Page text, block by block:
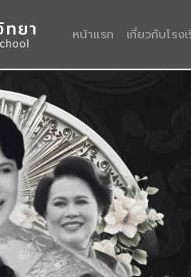
หน้าแรก (current)
เกี่ยวกับโรง